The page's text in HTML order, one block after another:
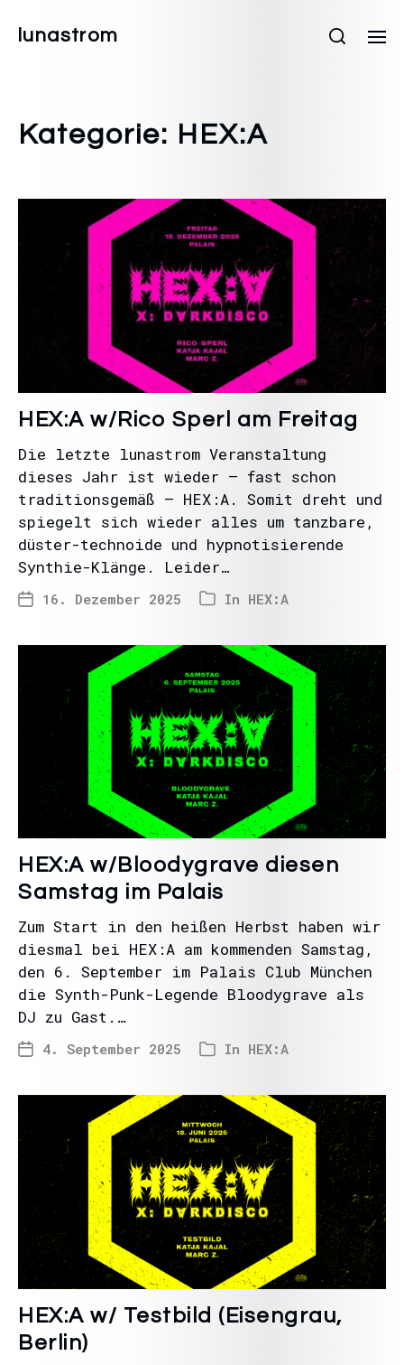
lunastrom
Kategorie: HEX:A
HEX:A w/Rico Sperl am Freitag
Die letzte lunastrom Veranstaltung
dieses Jahr ist wieder – fast schon
traditionsgemäß – HEX:A. Somit dreht und
spiegelt sich wieder alles um tanzbare,
düster-technoide und hypnotisierende
Synthie-Klänge. Leider…
16. Dezember 2025 In HEX:A
HEX:A w/Bloodygrave diesen
Samstag im Palais
Zum Start in den heißen Herbst haben wir
diesmal bei HEX:A am kommenden Samstag,
den 6. September im Palais Club München
die Synth-Punk-Legende Bloodygrave als
DJ zu Gast.…
4. September 2025 In HEX:A
HEX:A w/ Testbild (Eisengrau,
Berlin)